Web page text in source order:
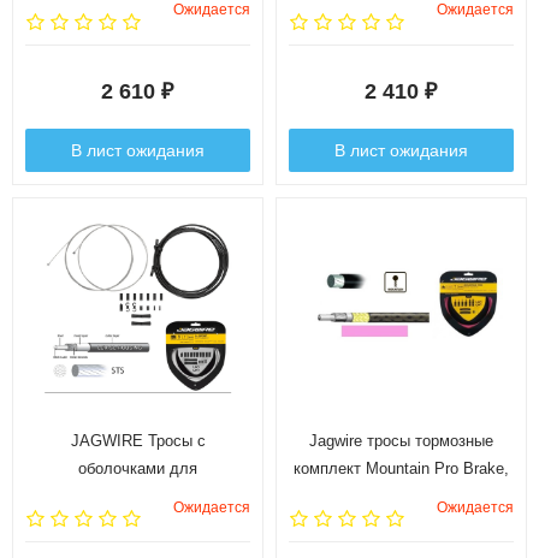
Ожидается
2 610 ₽
В лист ожидания
Ожидается
2 410 ₽
В лист ожидания
JAGWIRE Тросы с
оболочками для
Sport Shift, плетёный белый
Ожидается
Jagwire тросы тормозные
комплект Mountain Pro Brake,
оболочкой, розовый
Ожидается